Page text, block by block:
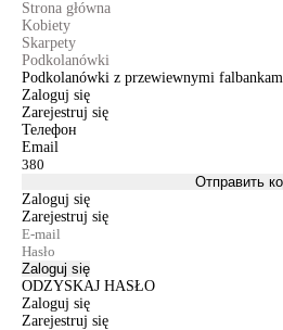
Strona główna
Kobiety
Skarpety
Podkolanówki
Podkolanówki z przewiewnymi
Zaloguj się
Zarejestruj się
Телефон
Email
Отправить
Zaloguj się
Zarejestruj się
Zaloguj się
ODZYSKAJ HASŁO
Zaloguj się
Zarejestruj się